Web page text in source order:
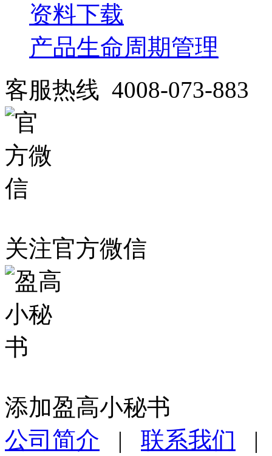
资料下载
产品生命周期管理
客服热线 4008-073-883
关注官方微信
添加盈高小秘书
公司简介 | 联系我们